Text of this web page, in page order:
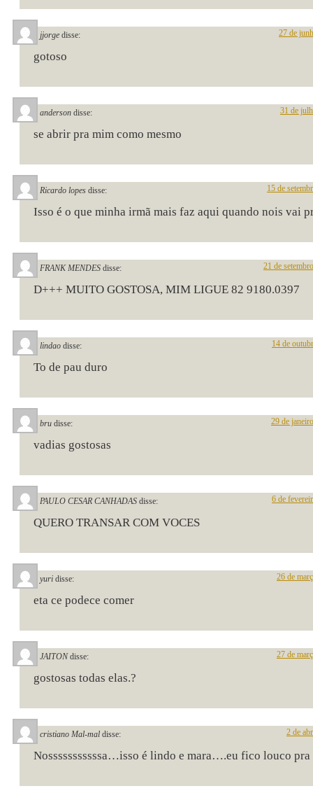
jjorge disse: 27 de
gotoso
anderson disse: 31 de
se abrir pra mim como mesmo
Ricardo lopes disse: 15 de
Isso é o que minha irmã mais faz aqui quando nois vai
FRANK MENDES disse: 21 de
D+++ MUITO GOSTOSA, MIM LIGUE 82 9180.0397
lindao disse: 14 de
To de pau duro
bru disse: 29 de
vadias gostosas
PAULO CESAR CANHADAS disse: 6 de
QUERO TRANSAR COM VOCES
yuri disse: 26 de
eta ce podece comer
JAITON disse: 27 de
gostosas todas elas.?
cristiano Mal-mal disse: 2 de
Nosssssssssssa…isso é lindo e mara….eu fico louco pra